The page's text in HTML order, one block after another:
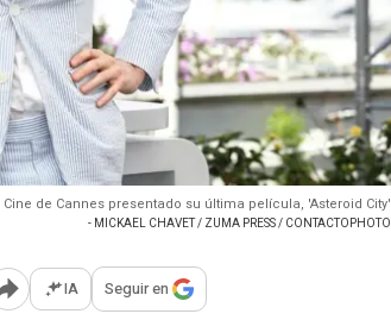
de Cannes presentado su última película, 'Asteroid City'
- MICKAEL CHAVET / ZUMA PRESS / CONTACTOPHOTO
Abrir opciones para compartir
IA Seguir en